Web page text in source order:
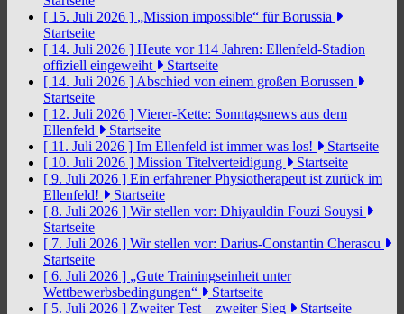
[ 15. Juli 2026 ] „Mission impossible“ für Borussia
Startseite
[ 14. Juli 2026 ] Heute vor 114 Jahren: Ellenfeld-Stadion
offiziell eingeweiht
Startseite
[ 14. Juli 2026 ] Abschied von einem großen Borussen
Startseite
[ 12. Juli 2026 ] Vierer-Kette: Sonntagsnews aus dem
Ellenfeld
Startseite
[ 11. Juli 2026 ] Im Ellenfeld ist immer was los!
Startseite
[ 10. Juli 2026 ] Mission Titelverteidigung
Startseite
[ 9. Juli 2026 ] Ein erfahrener Physiotherapeut ist zurück im
Ellenfeld!
Startseite
[ 8. Juli 2026 ] Wir stellen vor: Dhiyauldin Fouzi Souysi
Startseite
[ 7. Juli 2026 ] Wir stellen vor: Darius-Constantin Cherascu
Startseite
[ 6. Juli 2026 ] „Gute Trainingseinheit unter
Wettbewerbsbedingungen“
Startseite
[ 5. Juli 2026 ] Zweiter Test – zweiter Sieg
Startseite